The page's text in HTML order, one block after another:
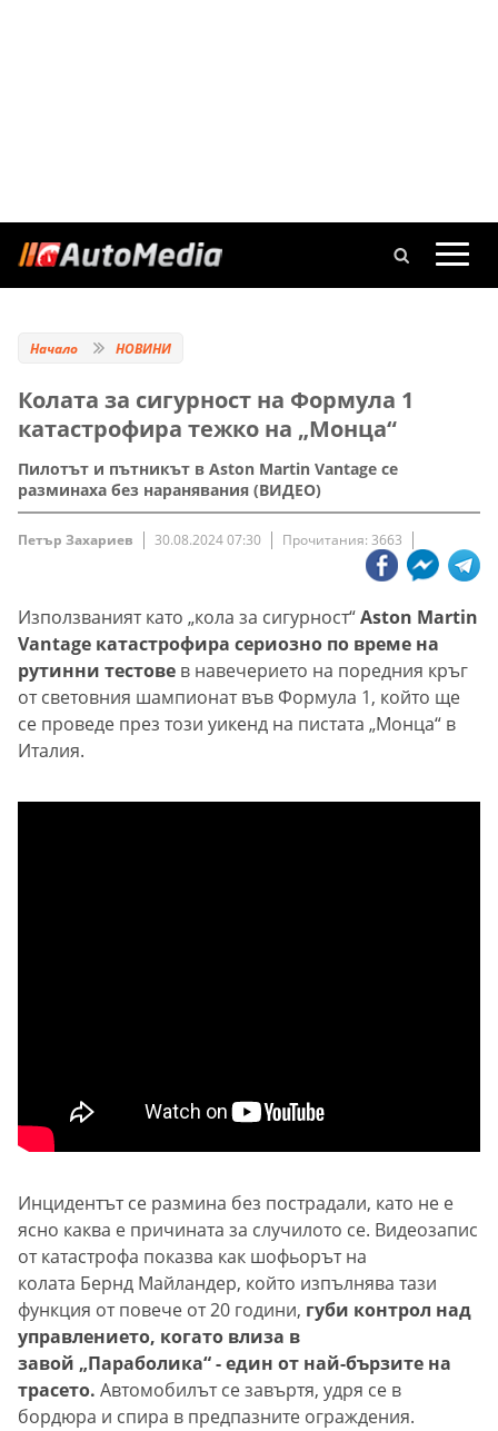
Начало НОВИНИ
Колата за сигурност на Формула 1
катастрофира тежко на „Монца“
Пилотът и пътникът в Aston Martin Vantage се
разминаха без наранявания (ВИДЕО)
Петър Захариев 30.08.2024 07:30 Прочитания: 3663
Използваният като „кола за сигурност“Aston Martin
Vantage катастрофира сериозно по време на
рутинни тестове в навечерието на поредния кръг
от световния шампионат във Формула 1, който ще
се проведе през този уикенд на пистата „Монца“ в
Италия.
Инцидентът се размина без пострадали, като не е
ясно каква е причината за случилото се. Видеозапис
от катастрофа показва как шофьорът на
колата Бернд Майландер, който изпълнява тази
функция от повече от 20 години, губи контрол над
управлението, когато влиза в
завой „Параболика“ - един от най-бързите на
трасето. Автомобилът се завъртя, удря се в
бордюра и спира в предпазните ограждения.